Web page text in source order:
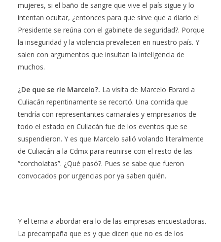
mujeres, si el baño de sangre que vive el país sigue y lo
intentan ocultar, ¿entonces para que sirve que a diario el
Presidente se reúna con el gabinete de seguridad?. Porque
la inseguridad y la violencia prevalecen en nuestro país. Y
salen con argumentos que insultan la inteligencia de
muchos.
¿De que se ríe Marcelo?. La visita de Marcelo Ebrard a
Culiacán repentinamente se recortó. Una comida que
tendría con representantes camarales y empresarios de
todo el estado en Culiacán fue de los eventos que se
suspendieron. Y es que Marcelo salió volando literalmente
de Culiacán a la Cdmx para reunirse con el resto de las
“corcholatas”. ¿Qué pasó?. Pues se sabe que fueron
convocados por urgencias por ya saben quién.
Y el tema a abordar era lo de las empresas encuestadoras.
La precampaña que es y que dicen que no es de los